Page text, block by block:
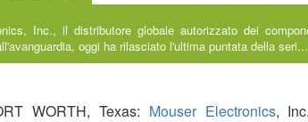
Inc., il distributore globale autorizzato dei
oggi ha rilasciato l'ultima puntata della seri...
WORTH, Texas: Mouser Electronics,